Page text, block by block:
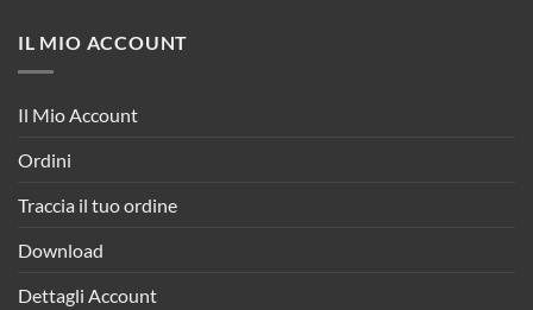
IL MIO ACCOUNT
Il Mio Account
Ordini
Traccia il tuo ordine
Download
Dettagli Account